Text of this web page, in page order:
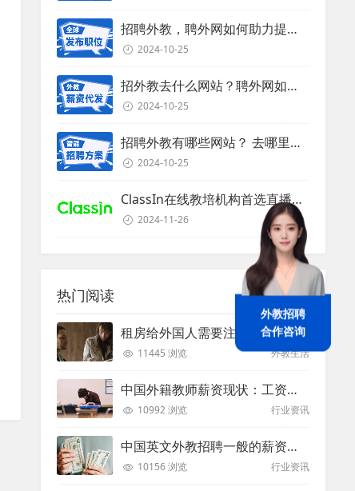
招聘外教，聘外网如何助力提升招聘效率？
2024-10-25
招外教去什么网站？聘外网如何助力企业外教招聘
2024-10-25
招聘外教有哪些网站？ 去哪里招聘外教？
2024-10-25
ClassIn在线教培机构首选直播课堂服务商
2024-11-26
热门阅读
租房给外国人需要注意些什么？
11445 浏览 外教生活
中国外籍教师薪资现状：工资和待遇都非常高
10992 浏览 行业资讯
中国英文外教招聘一般的薪资是多少？
10156 浏览 行业资讯
外教招聘
合作咨询